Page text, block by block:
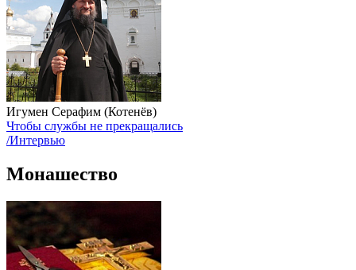
Игумен Серафим (Котенёв)
Чтобы службы не прекращались
/Интервью
Монашество